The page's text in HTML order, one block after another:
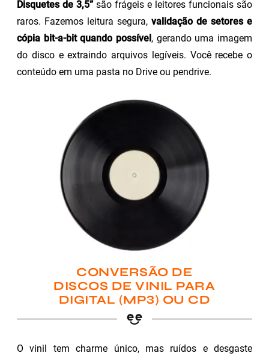
Disquetes de 3,5”são frágeis e leitores funcionais são
raros. Fazemos leitura segura, validação de setores e
cópia bit-a-bit quando possível, gerando uma imagem
do disco e extraindo arquivos legíveis. Você recebe o
conteúdo em uma pasta no Drive ou pendrive.
CONVERSÃO DE
DISCOS DE VINIL PARA
DIGITAL (MP3) OU CD
O vinil tem charme único, mas ruídos e desgaste